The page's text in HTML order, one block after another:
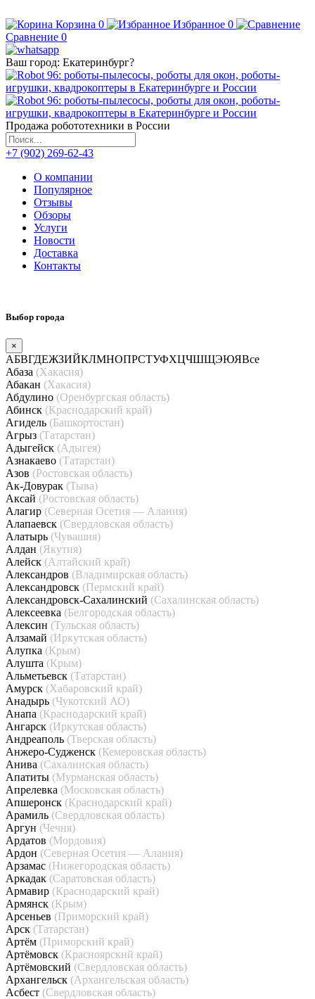
Корзина 0 Избранное 0
Сравнение 0
Ваш город: Екатеринбург?
Продажа робототехники в России
+7 (902) 269-62-43
О компании
Популярное
Отзывы
Обзоры
Услуги
Новости
Доставка
Контакты
Выбор города
×
АБВГДЕЖЗИЙКЛМНОПРСТУФХЦЧШЩЭЮЯВсе
Абаза (Хакасия)
Абакан (Хакасия)
Абдулино (Оренбургская область)
Абинск (Краснодарский край)
Агидель (Башкортостан)
Агрыз (Татарстан)
Адыгейск (Адыгея)
Азнакаево (Татарстан)
Азов (Ростовская область)
Ак-Довурак (Тыва)
Аксай (Ростовская область)
Алагир (Северная Осетия — Алания)
Алапаевск (Свердловская область)
Алатырь (Чувашия)
Алдан (Якутия)
Алейск (Алтайский край)
Александров (Владимирская область)
Александровск (Пермский край)
Александровск-Сахалинский (Сахалинская область)
Алексеевка (Белгородская область)
Алексин (Тульская область)
Алзамай (Иркутская область)
Алупка (Крым)
Алушта (Крым)
Альметьевск (Татарстан)
Амурск (Хабаровский край)
Анадырь (Чукотский АО)
Анапа (Краснодарский край)
Ангарск (Иркутская область)
Андреаполь (Тверская область)
Анжеро-Судженск (Кемеровская область)
Анива (Сахалинская область)
Апатиты (Мурманская область)
Апрелевка (Московская область)
Апшеронск (Краснодарский край)
Арамиль (Свердловская область)
Аргун (Чечня)
Ардатов (Мордовия)
Ардон (Северная Осетия — Алания)
Арзамас (Нижегородская область)
Аркадак (Саратовская область)
Армавир (Краснодарский край)
Армянск (Крым)
Арсеньев (Приморский край)
Арск (Татарстан)
Артём (Приморский край)
Артёмовск (Красноярский край)
Артёмовский (Свердловская область)
Архангельск (Архангельская область)
Асбест (Свердловская область)